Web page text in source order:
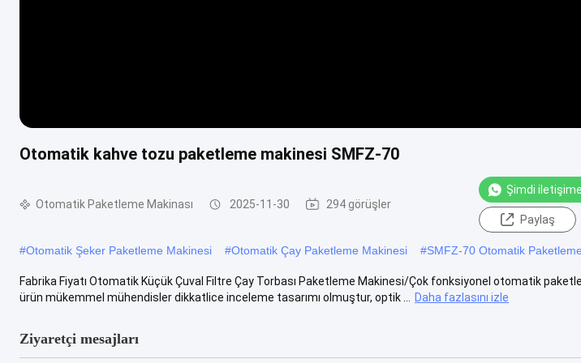
Otomatik kahve tozu paketleme makinesi SMFZ-70
Otomatik Paketleme Makinası 2025-11-30 294 görüşler
Şimdi
Paylaş
#Otomatik Şeker Paketleme Makinesi #Otomatik Çay Paketleme Makinesi #SMFZ-70 Otomatik
Fabrika Fiyatı Otomatik Küçük Çuval Filtre Çay Torbası Paketleme Makinesi/Çok fonksiyonel otomatik
ürün mükemmel mühendisler dikkatlice inceleme tasarımı olmuştur, optik ...
Daha fazlasını izle
Ziyaretçi mesajları